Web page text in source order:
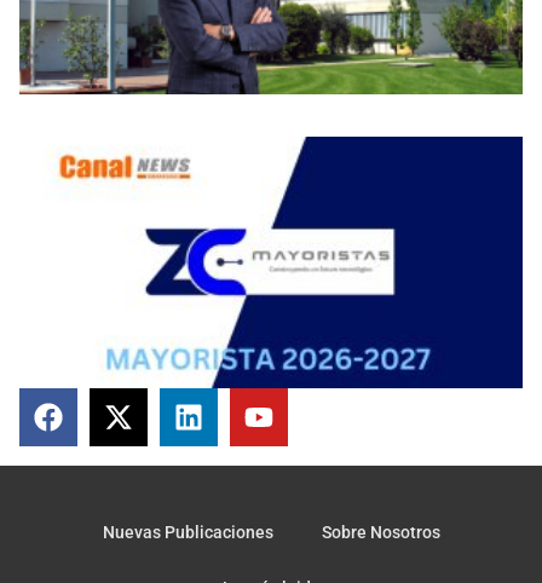
Nuevas Publicaciones Sobre Nosotros